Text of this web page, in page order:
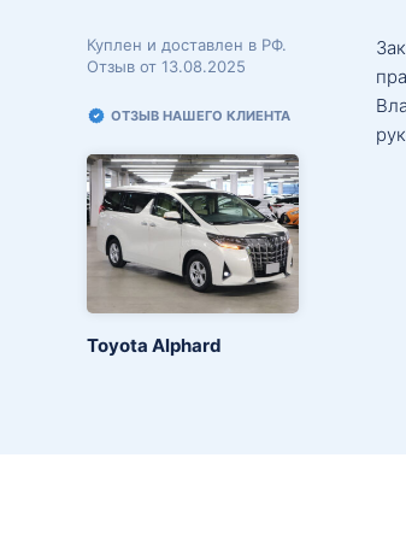
Куплен и доставлен в РФ.
Отзыв от 13.08.2025
ОТЗЫВ НАШЕГО КЛИЕНТА
Toyota Alphard